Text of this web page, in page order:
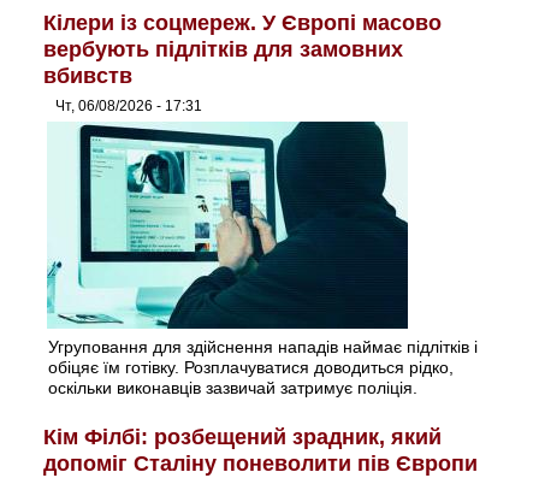
Кілери із соцмереж. У Європі масово
вербують підлітків для замовних
вбивств
Чт, 06/08/2026 - 17:31
Угруповання для здійснення нападів наймає підлітків і
обіцяє їм готівку. Розплачуватися доводиться рідко,
оскільки виконавців зазвичай затримує поліція.
Кім Філбі: розбещений зрадник, який
допоміг Сталіну поневолити пів Європи